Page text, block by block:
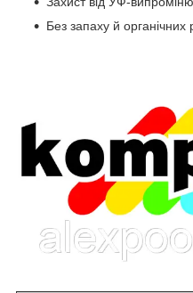
Без запаху й органічних